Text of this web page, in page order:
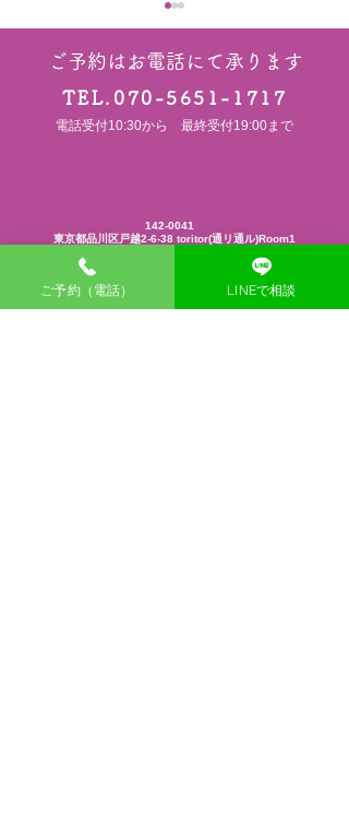
ションを上げるために来
ています」と言われた理
由（戸越銀座・戸越 鍼灸
ご予約はお電話にて承ります
TEL.070-5651-1717
電話受付10:30から 最終受付19:00まで
142-0041
東京都品川区戸越2-6-38 toritor(通リ通ル)Room1
ご予約（電話） LINEで相談